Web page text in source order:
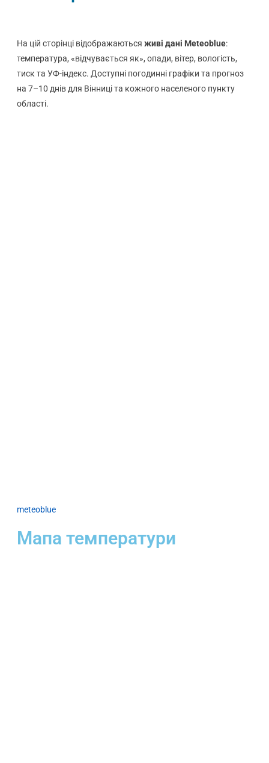
На цій сторінці відображаються живі дані Meteoblue:
температура, «відчувається як», опади, вітер, вологість,
тиск та УФ-індекс. Доступні погодинні графіки та прогноз
на 7–10 днів для Вінниці та кожного населеного пункту
області.
meteoblue
Мапа температури